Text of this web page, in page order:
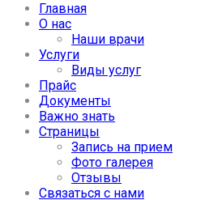
Главная
О нас
Наши врачи
Услуги
Виды услуг
Прайс
Документы
Важно знать
Страницы
Запись на прием
Фото галерея
Отзывы
Связаться с нами